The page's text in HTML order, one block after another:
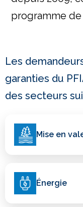
programme de
Les
garanties du
des secteurs
Mise en
Énergie